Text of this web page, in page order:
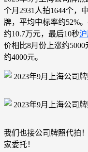
个月2931人拍1644个，
牌，平均中标率约52%
约10.7万元，最后10秒
价相比8月份上涨约
约4000元。
我们也接公司牌照代拍
家委托！